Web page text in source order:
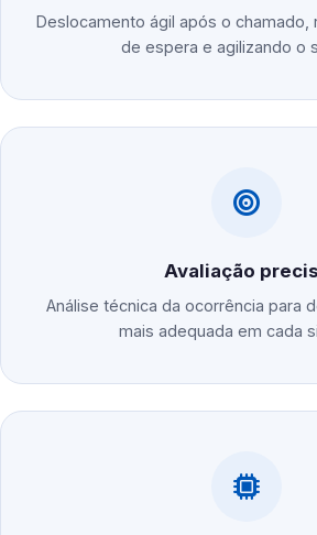
Deslocamento ágil após o chamado,
de espera e agilizando o
Avaliação
Análise técnica da ocorrência para
mais adequada em cada